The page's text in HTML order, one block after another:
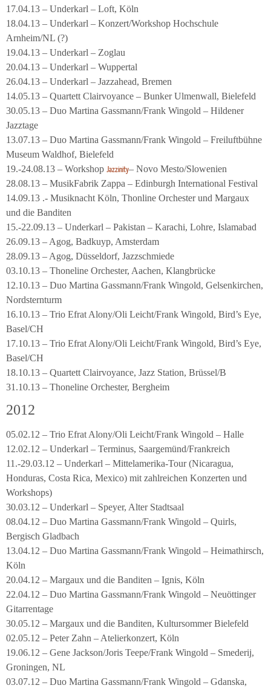
17.04.13 – Underkarl – Loft, Köln
18.04.13 – Underkarl – Konzert/Workshop Hochschule
Arnheim/NL (?)
19.04.13 – Underkarl – Zoglau
20.04.13 – Underkarl – Wuppertal
26.04.13 – Underkarl – Jazzahead, Bremen
14.05.13 – Quartett Clairvoyance – Bunker Ulmenwall, Bielefeld
30.05.13 – Duo Martina Gassmann/Frank Wingold – Hildener
Jazztage
13.07.13 – Duo Martina Gassmann/Frank Wingold – Freiluftbühne
Museum Waldhof, Bielefeld
19.-24.08.13 – Workshop Jazzinity– Novo Mesto/Slowenien
28.08.13 – MusikFabrik Zappa – Edinburgh International Festival
14.09.13 .- Musiknacht Köln, Thonline Orchester und Margaux
und die Banditen
15.-22.09.13 – Underkarl – Pakistan – Karachi, Lohre, Islamabad
26.09.13 – Agog, Badkuyp, Amsterdam
28.09.13 – Agog, Düsseldorf, Jazzschmiede
03.10.13 – Thoneline Orchester, Aachen, Klangbrücke
12.10.13 – Duo Martina Gassmann/Frank Wingold, Gelsenkirchen,
Nordsternturm
16.10.13 – Trio Efrat Alony/Oli Leicht/Frank Wingold, Bird’s Eye,
Basel/CH
17.10.13 – Trio Efrat Alony/Oli Leicht/Frank Wingold, Bird’s Eye,
Basel/CH
18.10.13 – Quartett Clairvoyance, Jazz Station, Brüssel/B
31.10.13 – Thoneline Orchester, Bergheim
2012
05.02.12 – Trio Efrat Alony/Oli Leicht/Frank Wingold – Halle
12.02.12 – Underkarl – Terminus, Saargemünd/Frankreich
11.-29.03.12 – Underkarl – Mittelamerika-Tour (Nicaragua,
Honduras, Costa Rica, Mexico) mit zahlreichen Konzerten und
Workshops)
30.03.12 – Underkarl – Speyer, Alter Stadtsaal
08.04.12 – Duo Martina Gassmann/Frank Wingold – Quirls,
Bergisch Gladbach
13.04.12 – Duo Martina Gassmann/Frank Wingold – Heimathirsch,
Köln
20.04.12 – Margaux und die Banditen – Ignis, Köln
22.04.12 – Duo Martina Gassmann/Frank Wingold – Neuöttinger
Gitarrentage
30.05.12 – Margaux und die Banditen, Kultursommer Bielefeld
02.05.12 – Peter Zahn – Atelierkonzert, Köln
19.06.12 – Gene Jackson/Joris Teepe/Frank Wingold – Smederij,
Groningen, NL
03.07.12 – Duo Martina Gassmann/Frank Wingold – Gdanska,